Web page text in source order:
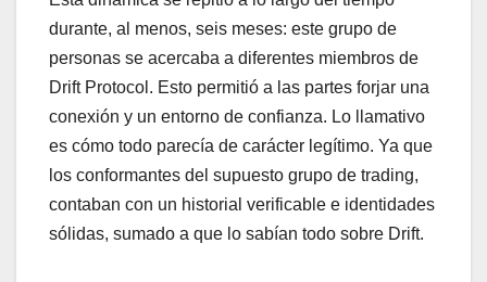
durante, al menos, seis meses: este grupo de
personas se acercaba a diferentes miembros de
Drift Protocol. Esto permitió a las partes forjar una
conexión y un entorno de confianza. Lo llamativo
es cómo todo parecía de carácter legítimo. Ya que
los conformantes del supuesto grupo de trading,
contaban con un historial verificable e identidades
sólidas, sumado a que lo sabían todo sobre Drift.